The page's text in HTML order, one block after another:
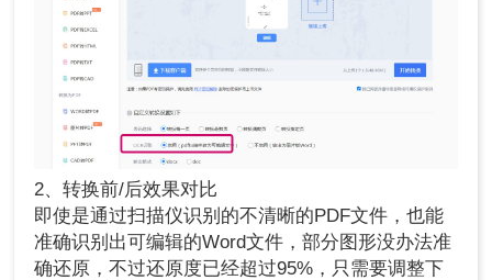
2、转换前/后效果对比
即使是通过扫描仪识别的不清晰的PDF文件，也能
准确识别出可编辑的Word文件，部分图形没办法准
确还原，不过还原度已经超过95%，只需要调整下